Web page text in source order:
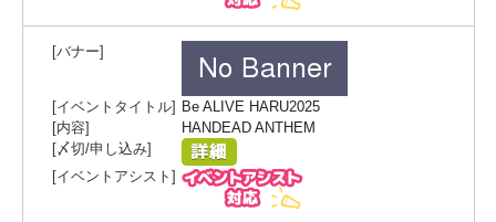
Be ALIVE HARU2025
HANDEAD ANTHEM